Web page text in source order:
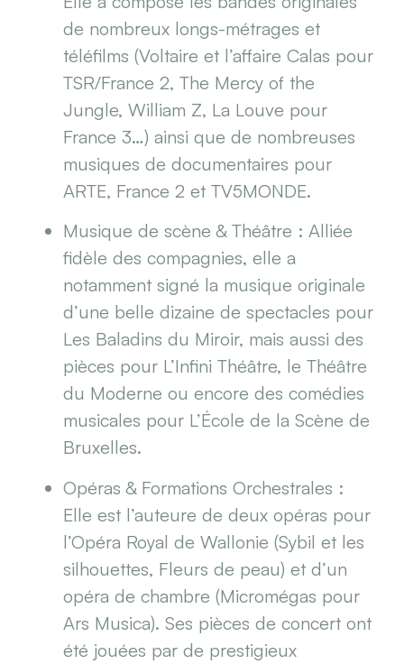
de nombreux longs-métrages et
téléfilms (Voltaire et l’affaire Calas pour
TSR/France 2, The Mercy of the
Jungle, William Z, La Louve pour
France 3…) ainsi que de nombreuses
musiques de documentaires pour
ARTE, France 2 et TV5MONDE.
Musique de scène & Théâtre : Alliée
fidèle des compagnies, elle a
notamment signé la musique originale
d’une belle dizaine de spectacles pour
Les Baladins du Miroir, mais aussi des
pièces pour L’Infini Théâtre, le Théâtre
du Moderne ou encore des comédies
musicales pour L’École de la Scène de
Bruxelles.
Opéras & Formations Orchestrales :
Elle est l’auteure de deux opéras pour
l’Opéra Royal de Wallonie (Sybil et les
silhouettes, Fleurs de peau) et d’un
opéra de chambre (Micromégas pour
Ars Musica). Ses pièces de concert ont
été jouées par de prestigieux